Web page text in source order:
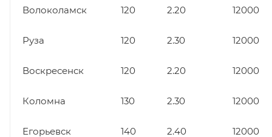
Волоколамск 120 2.20 12000
Руза 120 2.30 12000
Воскресенск 120 2.20 12000
Коломна 130 2.30 12000
Егорьевск 140 2.40 12000